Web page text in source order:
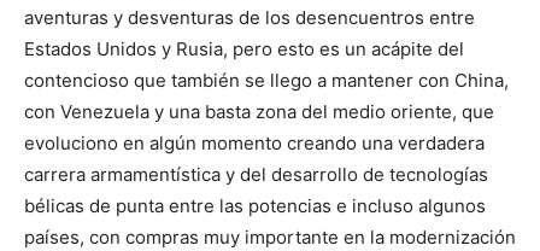
aventuras y desventuras de los desencuentros entre
Estados Unidos y Rusia, pero esto es un acápite del
contencioso que también se llego a mantener con China,
con Venezuela y una basta zona del medio oriente, que
evoluciono en algún momento creando una verdadera
carrera armamentística y del desarrollo de tecnologías
bélicas de punta entre las potencias e incluso algunos
países, con compras muy importante en la modernización